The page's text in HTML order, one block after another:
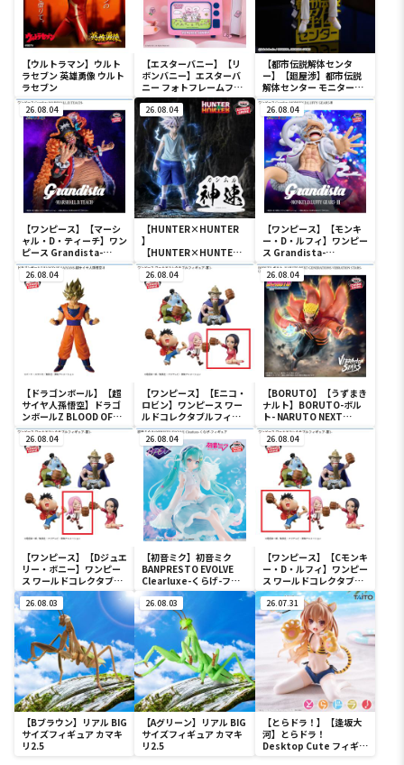
【ウルトラマン】ウルト
ラセブン 英雄勇像 ウルト
ラセブン
【エスターバニー】【リ
ボンバニー】エスターバ
ニー フォトフレームフィ
ギュア
【都市伝説解体センタ
ー】【廻屋渉】都市伝説
解体センター モニタート
ップフィギュア-廻屋渉-
26.08.04
【ワンピース】【マーシ
ャル・D・ティーチ】ワン
ピース Grandista-
MARSHALL.D.TEACH-
26.08.04
【HUNTER×HUNTER
】
【HUNTER×HUNTER
キルア】
HUNTER×HUNTER
HUNTING ARCHIVES キ
ルア 神速
26.08.04
【ワンピース】【モンキ
ー・D・ルフィ】ワンピー
ス Grandista-
MONKEY.D.LUFFY
GEAR5-Ⅲ
26.08.04
【ドラゴンボール】【超
サイヤ人孫悟空】ドラゴ
ンボールZ BLOOD OF
SAIYANS-超サイヤ人孫悟
空-Ⅱ
26.08.04
【ワンピース】【Eニコ・
ロビン】ワンピース ワー
ルドコレクタブルフィギ
ュア-宴1-
26.08.04
【BORUTO】【うずまき
ナルト】BORUTO-ボル
ト- NARUTO NEXT
GENERATIONS
VIBRATION STARS-
UZUMAKI NARUTO-Ⅲ
26.08.04
【ワンピース】【Dジュエ
リー・ボニー】ワンピー
ス ワールドコレクタブル
フィギュア-宴1-
26.08.04
【初音ミク】初音ミク
BANPRESTO EVOLVE
Clearluxe-くらげ-フィ
ギュア
26.08.04
【ワンピース】【Cモンキ
ー・D・ルフィ】ワンピー
ス ワールドコレクタブル
フィギュア-宴1-
26.08.03
【Bブラウン】リアル BIG
サイズフィギュア カマキ
リ2.5
26.08.03
【Aグリーン】リアル BIG
サイズフィギュア カマキ
リ2.5
26.07.31
【とらドラ！】【逢坂大
河】とらドラ！
Desktop Cute フィギュ